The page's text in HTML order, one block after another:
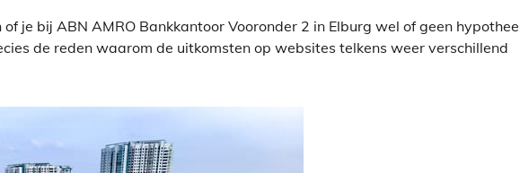
je bij ABN AMRO Bankkantoor Vooronder 2 in Elburg wel of geen
de reden waarom de uitkomsten op websites telkens weer verschillend